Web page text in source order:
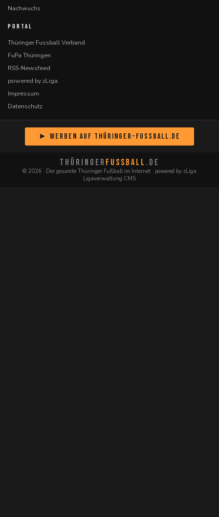
Nachwuchs
PORTAL
Thüringer Fussball Verband
FuPa Thüringen
RSS-Newsfeed
powered by zLiga
Impressum
Datenschutz
► Werben auf Thüringer-Fussball.de
THÜRINGER FUSSBALL .DE
© 2026 · Der gesamte Thüringer Fußball im Internet · powered by zLiga
Ligaverwaltung CMS